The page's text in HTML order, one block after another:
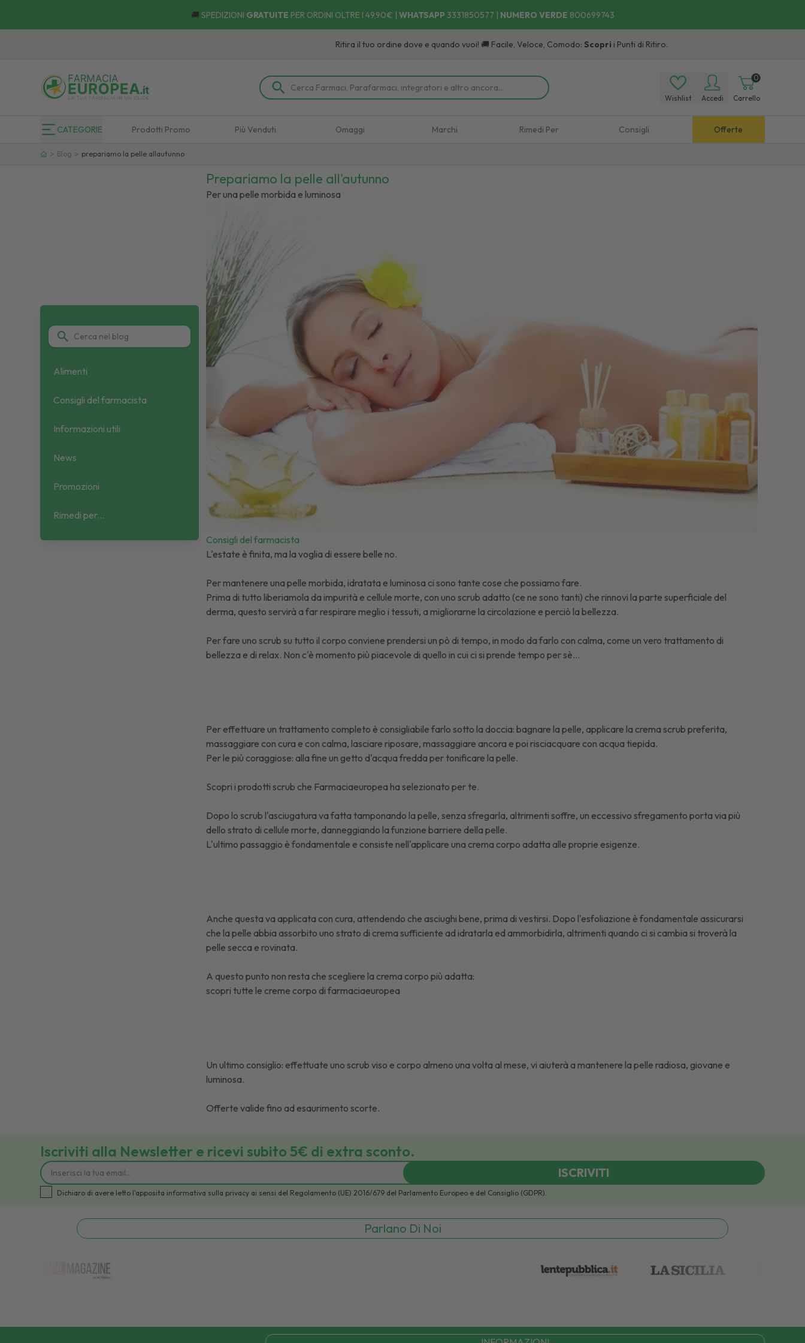
🚚 SPEDIZIONI GRATUITE PER ORDINI OLTRE I 49,90€ | WHATSAPP 3331850577 | NUMERO VERDE 800699743
Ritira il tuo ordine dove e quando vuoi! 🚚 Facile, Veloce, Comodo:Scoprii Punti di Ritiro.
Wishlist Accedi
0
Carrello
CATEGORIE Prodotti Promo Più Venduti Omaggi Marchi Rimedi Per Consigli Offerte
> Blog > prepariamo la pelle allautunno
Alimenti
Consigli del farmacista
Informazioni utili
News
Promozioni
Rimedi per...
Prepariamo la pelle all'autunno
Per una pelle morbida e luminosa
Consigli del farmacista
L'estate è finita, ma la voglia di essere belle no.
Per mantenere una pelle morbida, idratata e luminosa ci sono tante cose che possiamo fare.
Prima di tutto liberiamola da impurità e cellule morte, con uno scrub adatto (ce ne sono tanti) che rinnovi la parte superficiale del
derma, questo servirà a far respirare meglio i tessuti, a migliorarne la circolazione e perciò la bellezza.
Per fare uno scrub su tutto il corpo conviene prendersi un pò di tempo, in modo da farlo con calma, come un vero trattamento di
bellezza e di relax. Non c'è momento più piacevole di quello in cui ci si prende tempo per sè...
Per effettuare un trattamento completo è consigliabile farlo sotto la doccia: bagnare la pelle, applicare la crema scrub preferita,
massaggiare con cura e con calma, lasciare riposare, massaggiare ancora e poi risciacquare con acqua tiepida.
Per le più coraggiose: alla fine un getto d'acqua fredda per tonificare la pelle.
Scopri i prodotti scrub che Farmaciaeuropea ha selezionato per te.
Dopo lo scrub l'asciugatura va fatta tamponando la pelle, senza sfregarla, altrimenti soffre, un eccessivo sfregamento porta via più
dello strato di cellule morte, danneggiando la funzione barriere della pelle.
L'ultimo passaggio è fondamentale e consiste nell'applicare una crema corpo adatta alle proprie esigenze.
Anche questa va applicata con cura, attendendo che asciughi bene, prima di vestirsi. Dopo l'esfoliazione è fondamentale assicurarsi
che la pelle abbia assorbito uno strato di crema sufficiente ad idratarla ed ammorbidirla, altrimenti quando ci si cambia si troverà la
pelle secca e rovinata.
A questo punto non resta che scegliere la crema corpo più adatta:
scopri tutte le creme corpo di farmaciaeuropea
Un ultimo consiglio: effettuate uno scrub viso e corpo almeno una volta al mese, vi aiuterà a mantenere la pelle radiosa, giovane e
luminosa.
Offerte valide fino ad esaurimento scorte.
Iscriviti alla Newsletter e ricevi subito 5€ di extra sconto.
ISCRIVITI
Dichiaro di avere letto l'apposita informativa sulla privacy ai sensi del Regolamento (UE) 2016/679 del Parlamento Europeo e del Consiglio (GDPR).
Parlano Di Noi